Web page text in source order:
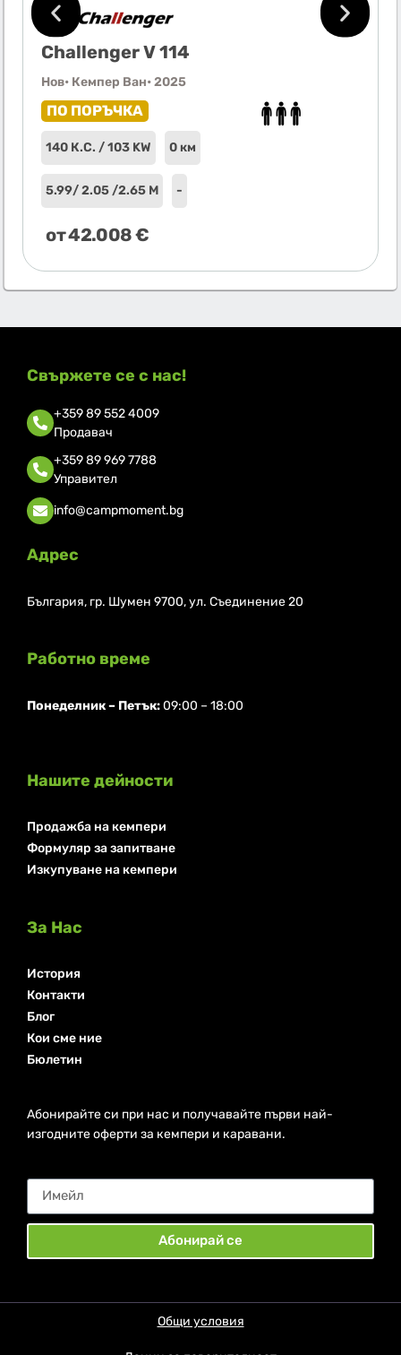
Challenger V 114
Нов• Кемпер Ван• 2025
ПО ПОРЪЧКА
140 К.С. / 103 KW 0 км
5.99/ 2.05 /2.65 М -
от42.008€
Свържете се с нас!
+359 89 552 4009
Продавач
+359 89 969 7788
Управител
info@campmoment.bg
Адрес
България, гр. Шумен 9700, ул. Съединение 20
Работно време
Понеделник ⁠– Петък:09:00 – 18:00
Нашите дейности
Продажба на кемпери
Формуляр за запитване
Изкупуване на кемпери
За Нас
История
Контакти
Блог
Кои сме ние
Бюлетин
Абонирайте си при нас и получавайте първи най-
изгодните оферти за кемпери и каравани.
Абонирай се
Общи условия